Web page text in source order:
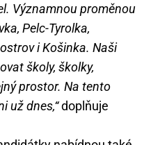
Významnou proměnou
Pelc-Tyrolka,
i Košinka. Naši
školy, školky,
prostor. Na tento
už dnes,“doplňuje